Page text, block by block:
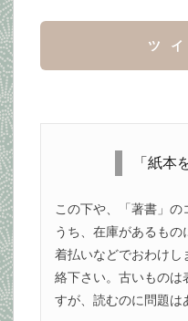
ツ
「紙本
この下や、「著書」
うち、在庫があるもの
着払いなどでおわけし
絡下さい。古いものは
すが、読むのに問題は